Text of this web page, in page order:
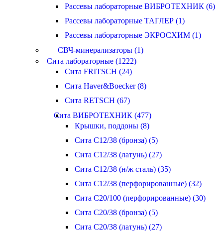
Рассевы лабораторные ВИБРОТЕХНИК (6)
Рассевы лабораторные ТАГЛЕР (1)
Рассевы лабораторные ЭКРОСХИМ (1)
СВЧ-минерализаторы (1)
Сита лабораторные (1222)
Сита FRITSCH (24)
Сита Haver&Boecker (8)
Сита RETSCH (67)
Сита ВИБРОТЕХНИК (477)
Крышки, поддоны (8)
Сита С12/38 (бронза) (5)
Сита С12/38 (латунь) (27)
Сита С12/38 (н/ж сталь) (35)
Сита С12/38 (перфорированные) (32)
Сита С20/100 (перфорированные) (30)
Сита С20/38 (бронза) (5)
Сита С20/38 (латунь) (27)